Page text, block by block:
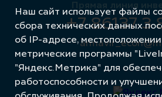
Прямая линия
+7 86137 3
Наш сайт использует файлы
сбора технических данных
об IP-адресе,
метрические программы
"Яндекс.Метрика" для
работоспособности и